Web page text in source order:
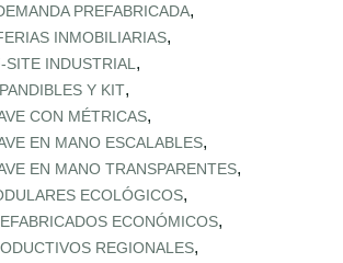
PREFABRICADA,
INMOBILIARIAS,
INDUSTRIAL ,
Y KIT,
CON MÉTRICAS,
EN MANO ESCALABLES,
EN MANO TRANSPARENTES,
ECOLÓGICOS,
ECONÓMICOS,
REGIONALES,